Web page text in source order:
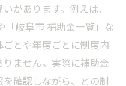
ム補助金の具体的な
金 岐阜市の活用ポイ
があります。例えば、
「岐阜市 補助金一覧」な
とや年度ごとに制度内
ません。実際に補助金
確認しながら、どの制